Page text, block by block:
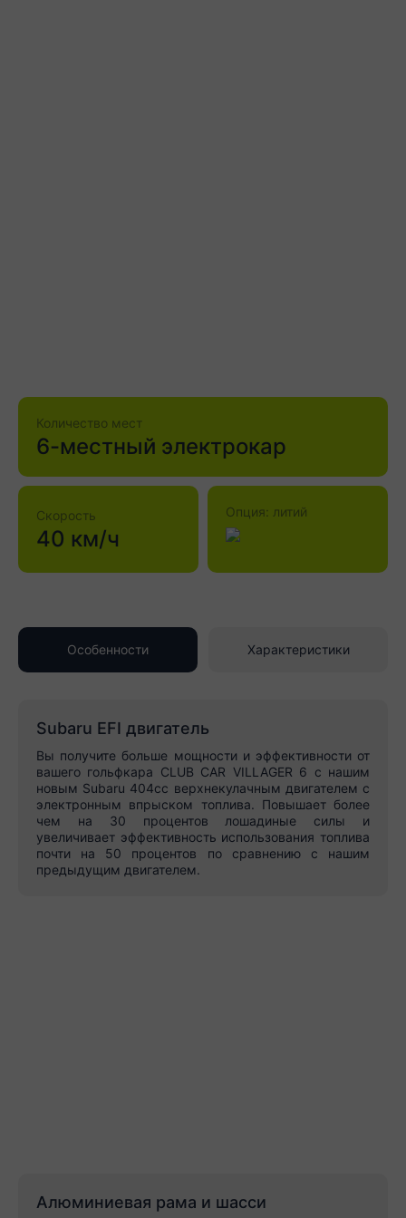
Количество мест
6-местный электрокар
Скорость
40 км/ч
Опция: литий
Особенности Характеристики
Subaru EFI двигатель
Вы получите больше мощности и эффективности от
вашего гольфкара CLUB CAR VILLAGER 6 с нашим
новым Subaru 404cc верхнекулачным двигателем с
электронным впрыском топлива. Повышает более
чем на 30 процентов лошадиные силы и
увеличивает эффективность использования топлива
почти на 50 процентов по сравнению с нашим
предыдущим двигателем.
Алюминиевая рама и шасси